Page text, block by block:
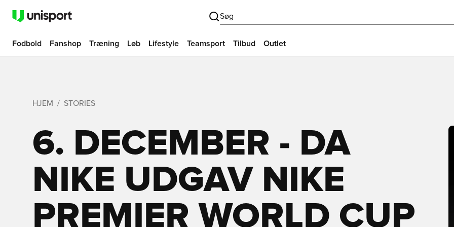
Søg
Fodbold Fanshop Træning Løb Lifestyle Teamsport Tilbud Outlet
HJEM STORIES
6. DECEMBER - DA
NIKE UDGAV NIKE
PREMIER WORLD CUP